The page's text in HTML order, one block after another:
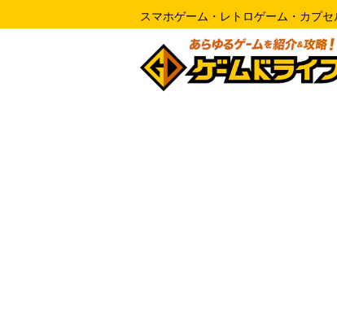
スマホゲーム・レトロゲーム・カプ